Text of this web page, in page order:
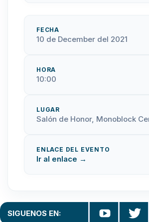
FECHA
10 de December del 2021
HORA
10:00
LUGAR
Salón de Honor, Monoblock
ENLACE DEL EVENTO
Ir al enlace →
SIGUENOS EN: